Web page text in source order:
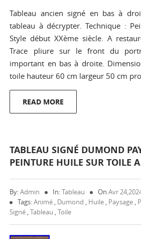
Tableau ancien signé en bas à
tableau à décrypter. Technique :
Style début XXème siècle. A
Trace pliure sur le front du
important en bas à droite.
toile hauteur 60 cm largeur 50 cm
READ MORE
TABLEAU SIGNÉ DUMOND
PEINTURE HUILE SUR TOILE A
By:Admin In:Tableau OnAvr
Tags:Animé , Dumond , Huile , Paysage ,
Signé ,Tableau ,Toile